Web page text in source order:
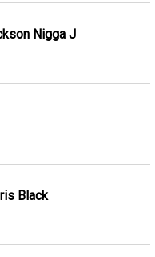
Nigga J
Black